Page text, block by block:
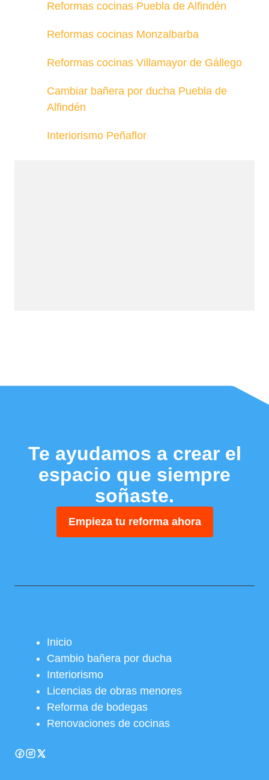
Reformas cocinas Puebla de Alfindén
Reformas cocinas Monzalbarba
Reformas cocinas Villamayor de Gállego
Cambiar bañera por ducha Puebla de
Alfindén
Interiorismo Peñaflor
Te ayudamos a crear el
espacio que siempre
soñaste.
Empieza tu reforma ahora
Inicio
Cambio bañera por ducha
Interiorismo
Licencias de obras menores
Reforma de bodegas
Renovaciones de cocinas